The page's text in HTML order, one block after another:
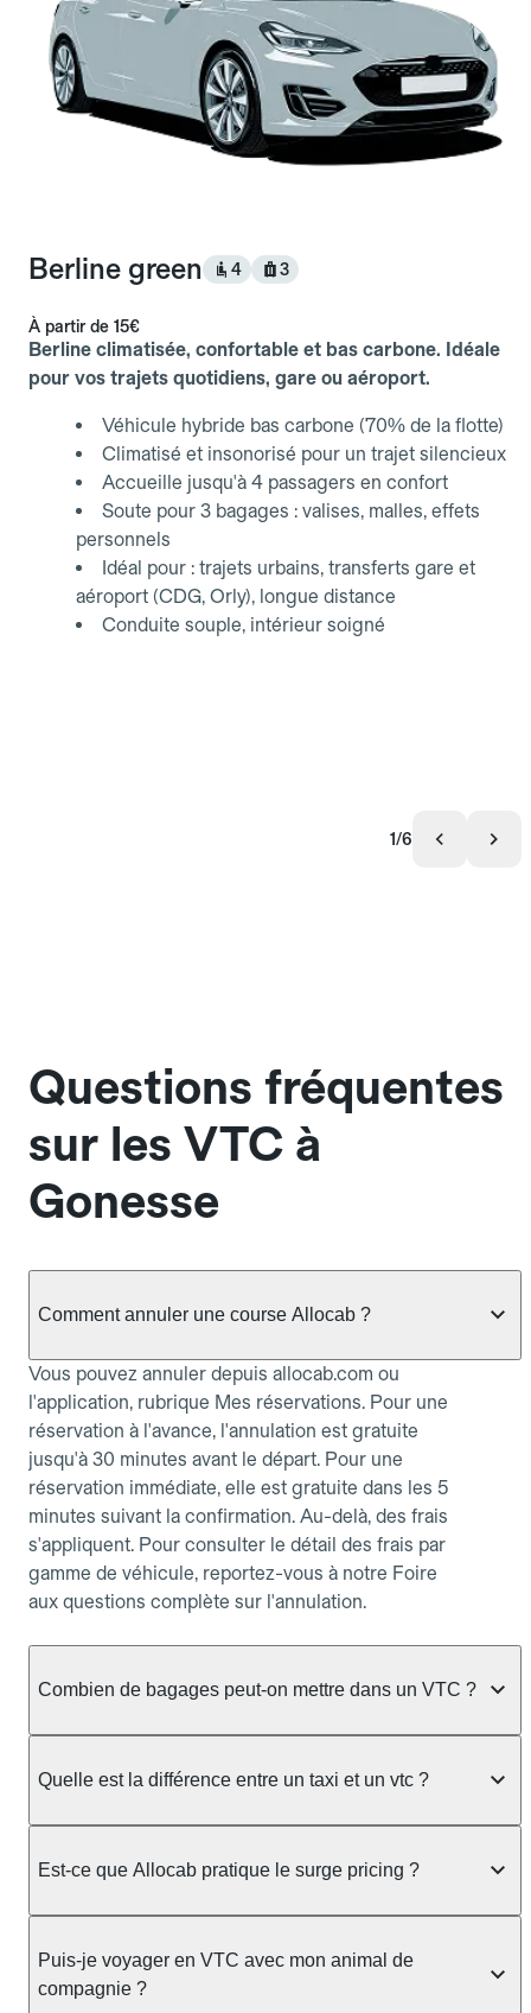
Berline green 4 3
À partir de 15€
Berline climatisée, confortable et bas carbone. Idéale
pour vos trajets quotidiens, gare ou aéroport.
Véhicule hybride bas carbone (70% de la flotte)
Climatisé et insonorisé pour un trajet silencieux
Accueille jusqu'à 4 passagers en confort
Soute pour 3 bagages : valises, malles, effets
personnels
Idéal pour : trajets urbains, transferts gare et
aéroport (CDG, Orly), longue distance
Conduite souple, intérieur soigné
1/6
Questions fréquentes
sur les VTC à
Gonesse
Comment annuler une course Allocab ?
Vous pouvez annuler depuis allocab.com ou
l'application, rubrique Mes réservations. Pour une
réservation à l'avance, l'annulation est gratuite
jusqu'à 30 minutes avant le départ. Pour une
réservation immédiate, elle est gratuite dans les 5
minutes suivant la confirmation. Au-delà, des frais
s'appliquent. Pour consulter le détail des frais par
gamme de véhicule, reportez-vous à notre Foire
aux questions complète sur l'annulation.
Combien de bagages peut-on mettre dans un VTC ?
réservée :
Berline, Green, Berline Affaires, VAO : jusqu'à 3
Moto-taxi : jusqu'à 2 bagages cabine TPMR : 1
bagage
Le prix de la course ne change pas selon le
nombre de bagages. Si vous avez des bagages
Quelle est la différence entre un taxi et un vtc ?
dans la rue ou à une station, avec un tarif calculé au
réservation préalable et propose un prix fixe connu
à l'avance, sans mauvaise surprise ni frais cachés.
Chez Allocab, tous les chauffeurs sont des
Est-ce que Allocab pratique le surge pricing ?
prix de votre course est calculé et affiché avant la
validation de la réservation, puis fixé définitivement.
Puis-je voyager en VTC avec mon animal de
compagnie ?